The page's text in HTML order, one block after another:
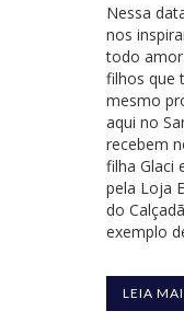
Nessa
nos
todo
filhos que
mesmo
aqui no
recebem
filha Glaci
pela Loja
do
exemplo
LEIA